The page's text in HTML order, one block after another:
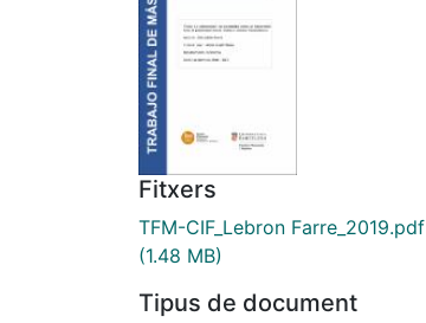
Fitxers
TFM-CIF_Lebron Farre_2019.pdf
(1.48 MB)
Tipus de document